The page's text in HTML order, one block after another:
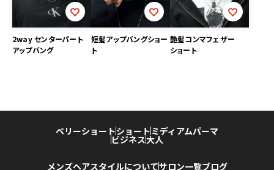
2way センターパート
アップバング
短髪アップバングショー
ト
艶髪コンマフェザー
ショート
ベリーショートショート ミディアムパーマ
ビジネス大人
メンズヘアスタイルについてサロン一覧ブログ